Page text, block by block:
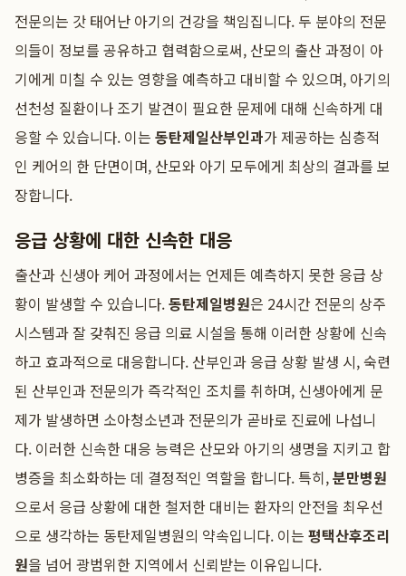
전문의는 갓 태어난 아기의 건강을 책임집니다. 두 분야의 전문
의들이 정보를 공유하고 협력함으로써, 산모의 출산 과정이 아
기에게 미칠 수 있는 영향을 예측하고 대비할 수 있으며, 아기의
선천성 질환이나 조기 발견이 필요한 문제에 대해 신속하게 대
응할 수 있습니다. 이는 동탄제일산부인과가 제공하는 심층적
인 케어의 한 단면이며, 산모와 아기 모두에게 최상의 결과를 보
장합니다.
응급 상황에 대한 신속한 대응
출산과 신생아 케어 과정에서는 언제든 예측하지 못한 응급 상
황이 발생할 수 있습니다.동탄제일병원은 24시간 전문의 상주
시스템과 잘 갖춰진 응급 의료 시설을 통해 이러한 상황에 신속
하고 효과적으로 대응합니다. 산부인과 응급 상황 발생 시, 숙련
된 산부인과 전문의가 즉각적인 조치를 취하며, 신생아에게 문
제가 발생하면 소아청소년과 전문의가 곧바로 진료에 나섭니
다. 이러한 신속한 대응 능력은 산모와 아기의 생명을 지키고 합
병증을 최소화하는 데 결정적인 역할을 합니다. 특히,분만병원
으로서 응급 상황에 대한 철저한 대비는 환자의 안전을 최우선
으로 생각하는 동탄제일병원의 약속입니다. 이는 평택산후조리
원을 넘어 광범위한 지역에서 신뢰받는 이유입니다.